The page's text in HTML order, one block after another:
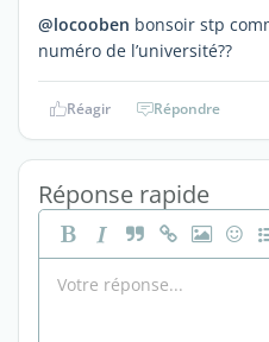
@locooben bonsoir stp
numéro de l’université??
Réagir Répondre
Réponse rapide